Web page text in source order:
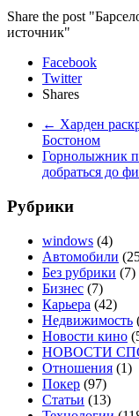
Share the post
источник"
Facebook
Twitter
Shares
← Харден
Бостоном
Горнолыжник
добраться до
Рубрики
windows (4)
Автомобили
Без рубрики (7)
Бизнес (7)
Карьера (42)
Недвижимость
Новости кино
НОВОСТИ
Отношения (1)
Покер (97)
Статьи (13)